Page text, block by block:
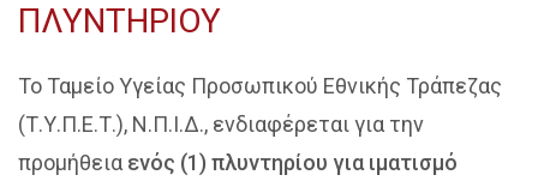
ΠΛΥΝΤΗΡΙΟΥ
Το Ταμείο Υγείας Προσωπικού Εθνικής Τράπεζας
(Τ.Υ.Π.Ε.Τ.), Ν.Π.Ι.Δ., ενδιαφέρεται για την
προμήθεια ενός (1) πλυντηρίου για ιματισμό